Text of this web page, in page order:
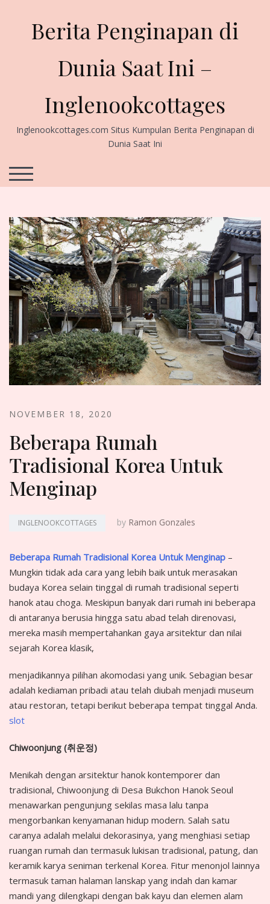
Berita Penginapan di
Dunia Saat Ini –
Inglenookcottages
Inglenookcottages.com Situs Kumpulan Berita Penginapan di
Dunia Saat Ini
TOGGLE MOBILE MENU
NOVEMBER 18, 2020
Beberapa Rumah
Tradisional Korea Untuk
Menginap
INGLENOOKCOTTAGES by Ramon Gonzales
Beberapa Rumah Tradisional Korea Untuk Menginap –
Mungkin tidak ada cara yang lebih baik untuk merasakan
budaya Korea selain tinggal di rumah tradisional seperti
hanok atau choga. Meskipun banyak dari rumah ini beberapa
di antaranya berusia hingga satu abad telah direnovasi,
mereka masih mempertahankan gaya arsitektur dan nilai
sejarah Korea klasik,
menjadikannya pilihan akomodasi yang unik. Sebagian besar
adalah kediaman pribadi atau telah diubah menjadi museum
atau restoran, tetapi berikut beberapa tempat tinggal Anda.
slot
Chiwoonjung (취운정)
Menikah dengan arsitektur hanok kontemporer dan
tradisional, Chiwoonjung di Desa Bukchon Hanok Seoul
menawarkan pengunjung sekilas masa lalu tanpa
mengorbankan kenyamanan hidup modern. Salah satu
caranya adalah melalui dekorasinya, yang menghiasi setiap
ruangan rumah dan termasuk lukisan tradisional, patung, dan
keramik karya seniman terkenal Korea. Fitur menonjol lainnya
termasuk taman halaman lanskap yang indah dan kamar
mandi yang dilengkapi dengan bak kayu dan elemen alam